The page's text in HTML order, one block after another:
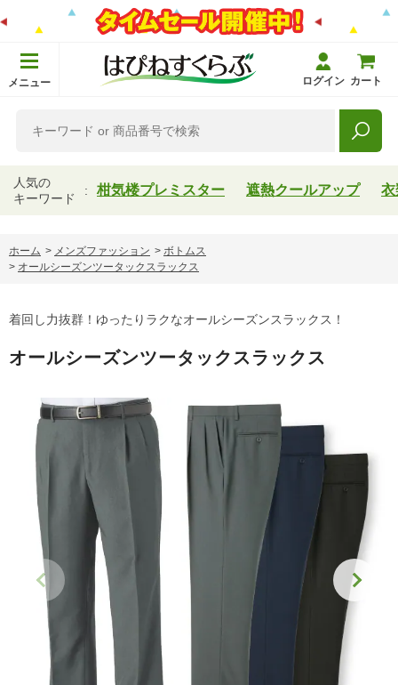
メニュー ログイン カート
人気の
キーワード
柑気楼プレミスター 遮熱クールアップ 衣
ホーム > メンズファッション > ボトムス
> オールシーズンツータックスラックス
着回し力抜群！ゆったりラクなオールシーズンスラックス！
オールシーズンツータックスラックス